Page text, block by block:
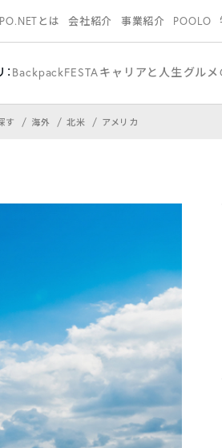
とは 会社紹介 事業紹介 POOLO
BackpackFESTAキャリアと人生グルメ
す 海外 北米 アメリカ